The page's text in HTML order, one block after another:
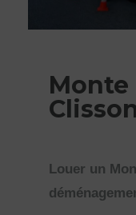
Monte
Louer un